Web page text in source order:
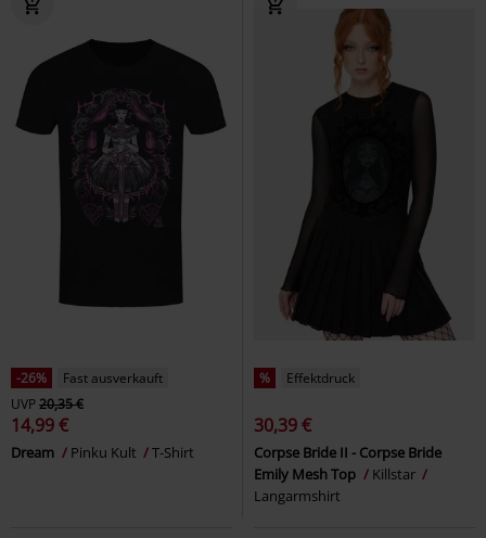
-26%
Fast ausverkauft
UVP20,35 €
14,99 €
Dream Pinku Kult T-Shirt
% Effektdruck
30,39 €
Corpse Bride II - Corpse Bride
Emily Mesh Top
Killstar
Langarmshirt